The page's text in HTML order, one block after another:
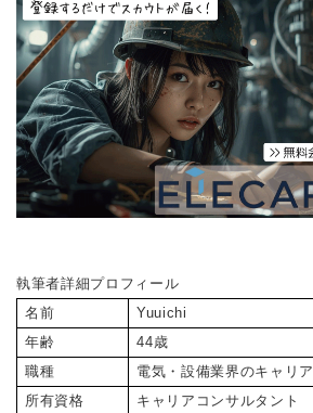
執筆者詳細プロフィール
名前
Yuuichi
年齢
44歳
職種
電気・設備業界のキャリ
所有資格
キャリアコンサルタント